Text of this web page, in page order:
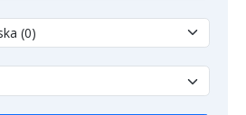
Övrig vårdpersonal